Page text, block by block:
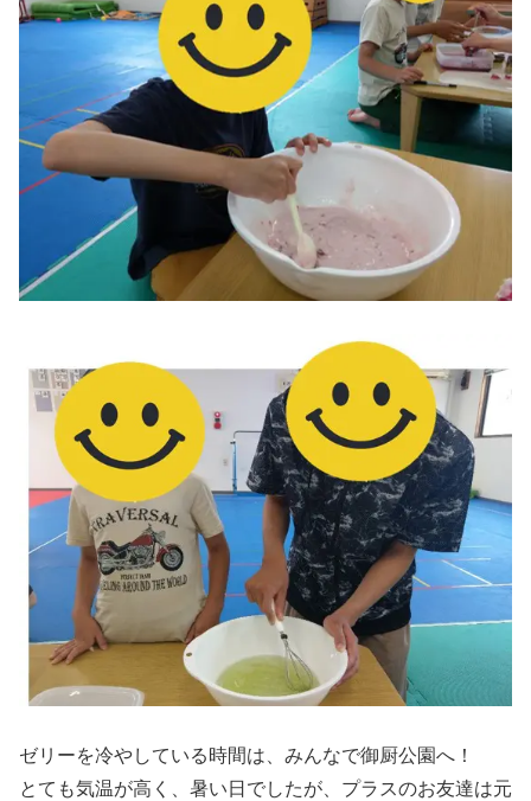
ゼリーを冷やしている時間は、みんなで御厨公園へ！
とても気温が高く、暑い日でしたが、プラスのお友達は元